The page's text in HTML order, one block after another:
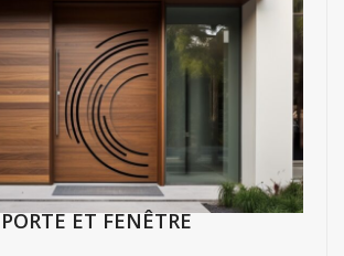
PORTE ET FENÊTRE